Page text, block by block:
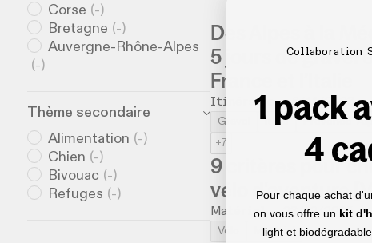
Corse (-)
Bretagne (-)
Auvergne-Rhône-Alpes
(-)
Thème secondaire
Alimentation (-)
Chien (-)
Bivouac (-)
Refuges (-)
Des Alpes à la
5 jours de gravel
France et l’Italie
Itinéraire -6/11/2023
Gravel Italie Provence-
+7
9 critères pour
vélo d'aventure
Matériel -23/12/2025
Vélo Matériel
Collaboration
1 pack
4
Pour chaque achat
on vous offre un kit
light et